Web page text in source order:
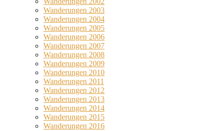
Wanderungen 2003
Wanderungen 2004
Wanderungen 2005
Wanderungen 2006
Wanderungen 2007
Wanderungen 2008
Wanderungen 2009
Wanderungen 2010
Wanderungen 2011
Wanderungen 2012
Wanderungen 2013
Wanderungen 2014
Wanderungen 2015
Wanderungen 2016